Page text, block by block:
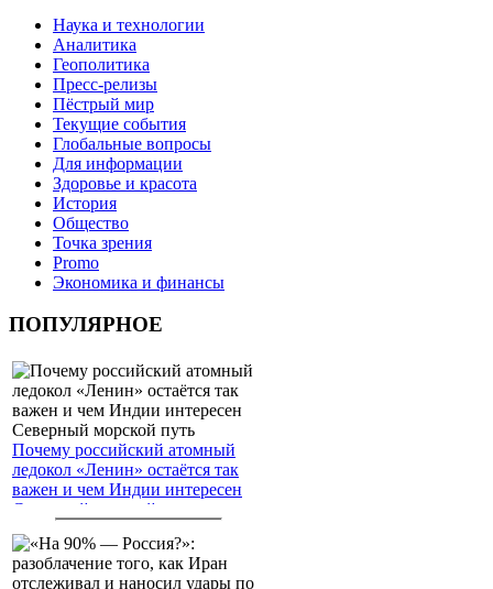
Наука и технологии
Аналитика
Геополитика
Пресс-релизы
Пёстрый мир
Текущие события
Глобальные вопросы
Для информации
Здоровье и красота
История
Общество
Точка зрения
Promo
Экономика и финансы
ПОПУЛЯРНОЕ
Почему российский атомный
ледокол «Ленин» остаётся так
важен и чем Индии интересен
Северный морской путь